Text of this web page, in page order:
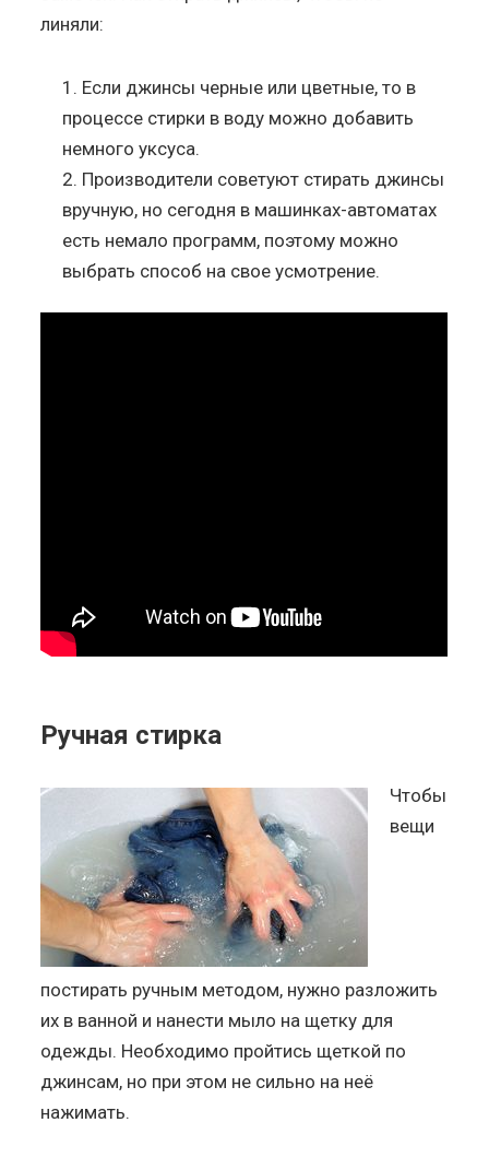
линяли:
Если джинсы черные или цветные, то в
процессе стирки в воду можно добавить
немного уксуса.
Производители советуют стирать джинсы
вручную, но сегодня в машинках-автоматах
есть немало программ, поэтому можно
выбрать способ на свое усмотрение.
Ручная стирка
Чтобы
вещи
постирать ручным методом, нужно разложить
их в ванной и нанести мыло на щетку для
одежды. Необходимо пройтись щеткой по
джинсам, но при этом не сильно на неё
нажимать.